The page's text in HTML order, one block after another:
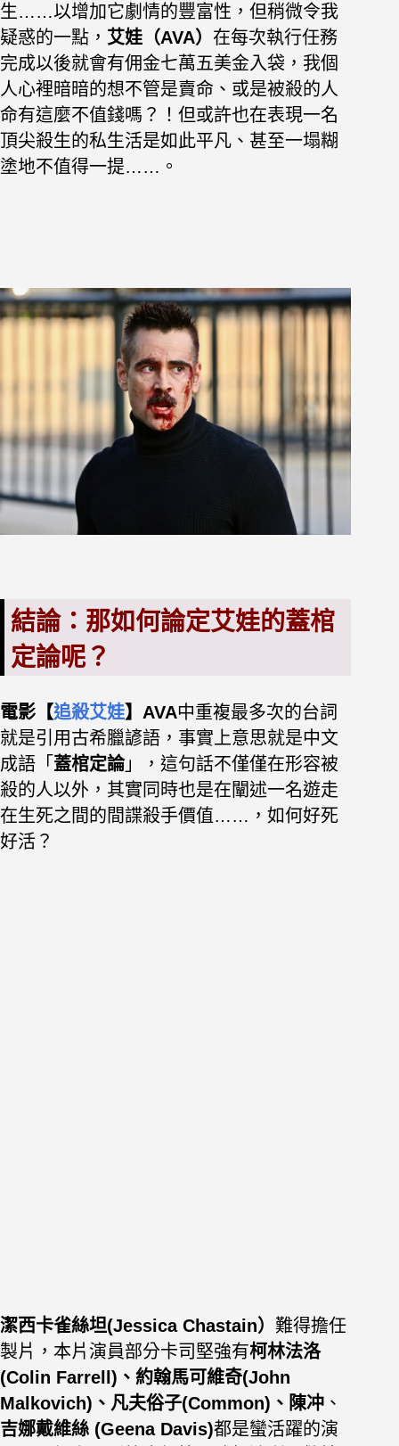
生……以增加它劇情的豐富性，但稍微令我
疑惑的一點， 艾娃（AVA） 在每次執行任務
完成以後就會有佣金七萬五美金入袋，我個
人心裡暗暗的想不管是賣命、或是被殺的人
命有這麼不值錢嗎？！但或許也在表現一名
頂尖殺生的私生活是如此平凡、甚至一塌糊
塗地不值得一提……。
結論：那如何論定艾娃的蓋棺
定論呢？
電影【追殺艾娃】 AVA中重複最多次的台詞
就是引用古希臘諺語，事實上意思就是中文
成語「 蓋棺定論」，這句話不僅僅在形容被
殺的人以外，其實同時也是在闡述一名遊走
在生死之間的間諜殺手價值……，如何好死
好活？
潔西卡雀絲坦(Jessica Chastain） 難得擔任
製片， 本片演員部分卡司堅強有柯林法洛
(Colin Farrell)、約翰馬可維奇(John
Malkovich)、凡夫俗子(Common)、陳冲 、
吉娜戴維絲 (Geena Davis)都是蠻活躍的演